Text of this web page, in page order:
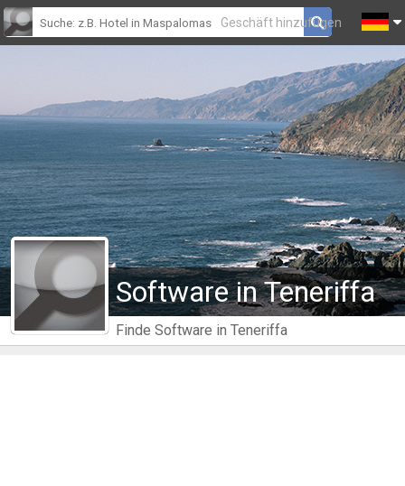
Geschäft hinzufügen
Software in Teneriffa
Finde Software in Teneriffa